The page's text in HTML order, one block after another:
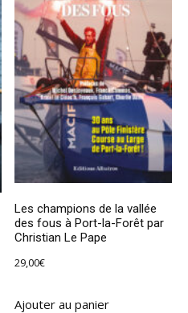
Les champions de la vallée
des fous à Port-la-Forêt par
Christian Le Pape
29,00€
Ajouter au panier